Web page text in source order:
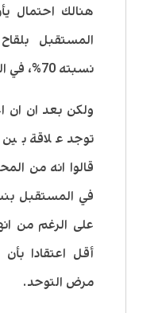
هنالك احتمال
المستقبل
نسبته 70%، في المتوسط.
ولكن بعد ان ان
توجد علاقة
قالوا انه من
على الرغم من
أقل اعتقادا
مرض التوحد.